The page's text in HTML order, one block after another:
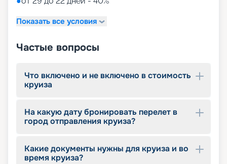
Показать все условия
Частые вопросы
Что включено и не включено в стоимость
круиза
На какую дату бронировать перелет в
город отправления круиза?
Какие документы нужны для круиза и во
время круиза?